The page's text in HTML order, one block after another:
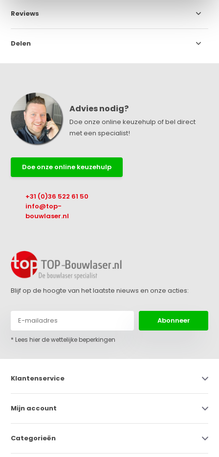
Reviews
Delen
Advies nodig?
Doe onze online keuzehulp of bel direct
met een specialist!
Doe onze online keuzehulp
+31 (0)36 522 61 50
info@top-
bouwlaser.nl
Blijf op de hoogte van het laatste nieuws en onze acties:
Abonneer
* Lees hier de wettelijke beperkingen
Klantenservice
Mijn account
Categorieën